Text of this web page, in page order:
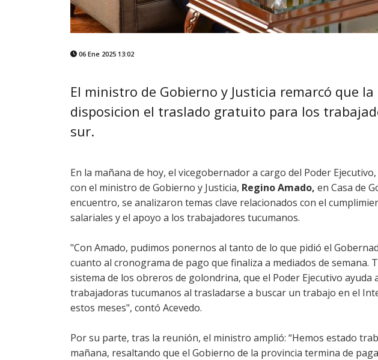
06 Ene 2025 13:02
El ministro de Gobierno y Justicia remarcó que
disposicion el traslado gratuito para los
sur.
En la mañana de hoy, el vicegobernador a cargo del Poder Ejecutivo,
con el ministro de Gobierno y Justicia, Regino Amado, en Casa de
encuentro, se analizaron temas clave relacionados con el
salariales y el apoyo a los trabajadores tucumanos.
"Con Amado, pudimos ponernos al tanto de lo que pidió el
cuanto al cronograma de pago que finaliza a mediados de semana.
sistema de los obreros de golondrina, que el Poder Ejecutivo ayuda
trabajadoras tucumanos al trasladarse a buscar un trabajo en el
estos meses", contó Acevedo.
Por su parte, tras la reunión, el ministro amplió: “Hemos estado
mañana, resaltando que el Gobierno de la provincia termina de